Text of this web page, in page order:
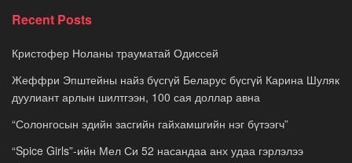
Recent Posts
Кристофер Ноланы трауматай Одиссей
Жеффри Эпштейны найз бүсгүй Беларус бүсгүй Карина Шуляк
дуулиант арлын шилтгээн, 100 сая доллар авна
“Солонгосын эдийн засгийн гайхамшгийн нэг бүтээгч”
“Spice Girls”-ийн Мел Си 52 насандаа анх удаа гэрлэлээ